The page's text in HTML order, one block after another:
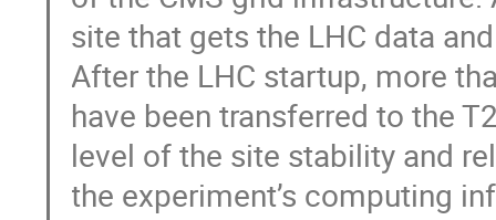
site that gets the LHC data
After the LHC startup, more
have been transferred to the
level of the site stability and
the experiment’s computing